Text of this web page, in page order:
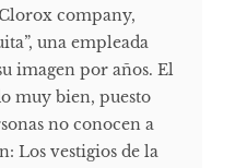
company,
una empleada
imagen por años. El
muy bien, puesto
no conocen a
Los vestigios de la